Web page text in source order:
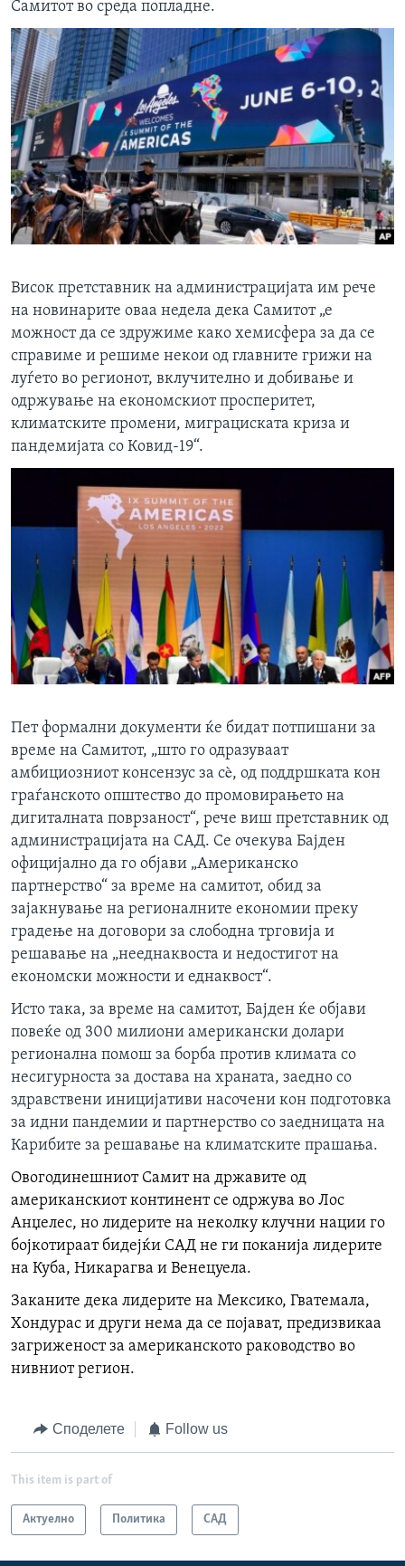
Самитот во среда попладне.
Висок претставник на администрацијата им рече
на новинарите оваа недела дека Самитот „е
можност да се здружиме како хемисфера за да се
справиме и решиме некои од главните грижи на
луѓето во регионот, вклучително и добивање и
одржување на економскиот просперитет,
климатските промени, миграциската криза и
пандемијата со Ковид-19“.
Пет формални документи ќе бидат потпишани за
време на Самитот, „што го одразуваат
амбициозниот консензус за сè, од поддршката кон
граѓанското општество до промовирањето на
дигиталната поврзаност“, рече виш претставник од
администрацијата на САД. Се очекува Бајден
официјално да го објави „Американско
партнерство“ за време на самитот, обид за
зајакнување на регионалните економии преку
градење на договори за слободна трговија и
решавање на „нееднаквоста и недостигот на
економски можности и еднаквост“.
Исто така, за време на самитот, Бајден ќе објави
повеќе од 300 милиони американски долари
регионална помош за борба против климата со
несигурноста за достава на храната, заедно со
здравствени иницијативи насочени кон подготовка
за идни пандемии и партнерство со заедницата на
Карибите за решавање на климатските прашања.
Овогодинешниот Самитна државите од
американскиот континентсе одржува во Лос
Анџелес, но лидерите на неколку клучни нации го
бојкотираат бидејќи САД не ги поканија лидерите
на Куба, Никарагва и Венецуела.
Заканите дека лидерите на Мексико, Гватемала,
Хондурас и други нема да се појават, предизвикаа
загриженост за американското раководство во
нивниот регион.
Споделете Follow us
This item is part of
Актуелно Политика САД